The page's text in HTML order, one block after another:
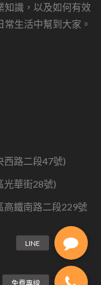
知識，以及如何有效
生活中幫到大家。
西路二段47號)
光華街28號)
高鐵南路二段229號